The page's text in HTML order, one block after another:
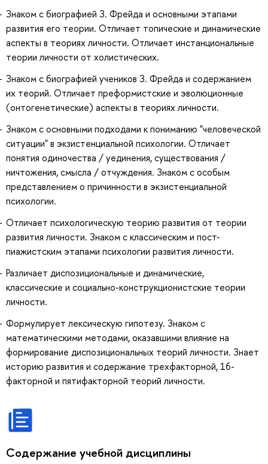
Знаком с биографией З. Фрейда и основными этапами
развития его теории. Отличает топические и динамические
аспекты в теориях личности. Отличает инстанциональные
теории личности от холистических.
Знаком с биографией учеников З. Фрейда и содержанием
их теорий. Отличает преформистские и эволюционные
(онтогенетические) аспекты в теориях личности.
Знаком с основными подходами к пониманию "человеческой
ситуации" в экзистенциальной психологии. Отличает
понятия одиночества / уединения, существования /
ничтожения, смысла / отчуждения. Знаком с особым
представлением о причинности в экзистенциальной
психологии.
Отличает психологическую теорию развития от теории
развития личности. Знаком с классическим и пост-
пиажистским этапами психологии развития личности.
Различает диспозициональные и динамические,
классические и социально-конструкционистские теории
личности.
Формулирует лексическую гипотезу. Знаком с
математическими методами, оказавшими влияние на
формирование диспозициональных теорий личности. Знает
историю развития и содержание трехфакторной, 16-
факторной и пятифакторной теорий личности.
Содержание учебной дисциплины